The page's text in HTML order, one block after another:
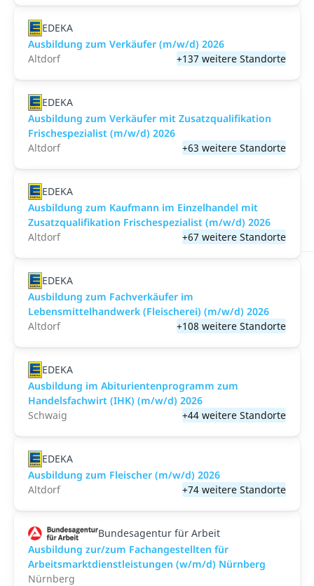
EDEKA
Ausbildung zum Verkäufer (m/w/d) 2026
Altdorf
+137 weitere Standorte
EDEKA
Ausbildung zum Verkäufer mit Zusatzqualifikation
Frischespezialist (m/w/d) 2026
Altdorf
+63 weitere Standorte
EDEKA
Ausbildung zum Kaufmann im Einzelhandel mit
Zusatzqualifikation Frischespezialist (m/w/d) 2026
Altdorf
+67 weitere Standorte
EDEKA
Ausbildung zum Fachverkäufer im
Lebensmittelhandwerk (Fleischerei) (m/w/d) 2026
Altdorf
+108 weitere Standorte
EDEKA
Ausbildung im Abiturientenprogramm zum
Handelsfachwirt (IHK) (m/w/d) 2026
Schwaig
+44 weitere Standorte
EDEKA
Ausbildung zum Fleischer (m/w/d) 2026
Altdorf
+74 weitere Standorte
Bundesagentur für Arbeit
Ausbildung zur/zum Fachangestellten für
Arbeitsmarktdienstleistungen (w/m/d) Nürnberg
Nürnberg